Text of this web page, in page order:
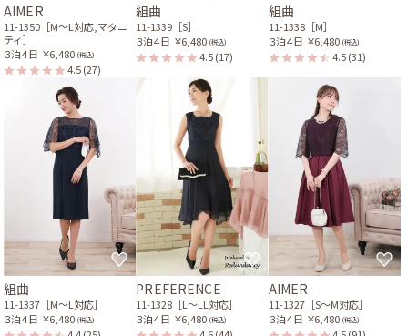
AIMER
11-1350［M〜L対応,マタニ
ティ］
３泊４日 ￥6,480 (税込)
4.5(27)
組曲
11-1339［S］
３泊４日 ￥6,480 (税込)
4.5(17)
組曲
11-1338［M］
３泊４日 ￥6,480 (税込)
4.5(31)
組曲
11-1337［M〜L対応］
３泊４日 ￥6,480 (税込)
PREFERENCE
11-1328［L〜LL対応］
３泊４日 ￥6,480 (税込)
AIMER
11-1327［S〜M対応］
３泊４日 ￥6,480 (税込)